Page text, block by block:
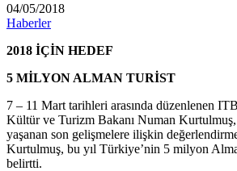
04/05/2018
Haberler
2018 İÇİN HEDEF
5 MİLYON ALMAN TURİST
7 – 11 Mart tarihleri arasında düzenlenen
Kültür ve Turizm Bakanı Numan Kurtulmuş,
yaşanan son gelişmelere ilişkin
Kurtulmuş, bu yıl Türkiye’nin 5 milyon
belirtti.